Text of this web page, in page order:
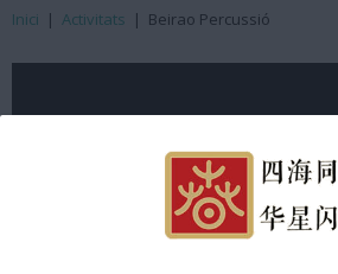
Inici | Activitats | Beirao Percussió